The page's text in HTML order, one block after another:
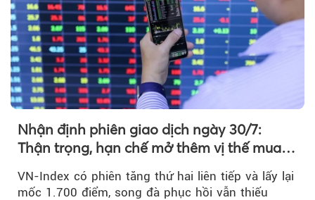
Nhận định phiên giao dịch ngày 30/7:
Thận trọng, hạn chế mở thêm vị thế mua
VN-Index có phiên tăng thứ hai liên tiếp và lấy lại
mốc 1.700 điểm, song đà phục hồi vẫn thiếu